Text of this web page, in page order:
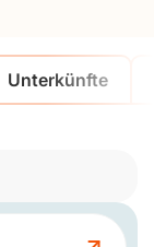
Unterkünfte